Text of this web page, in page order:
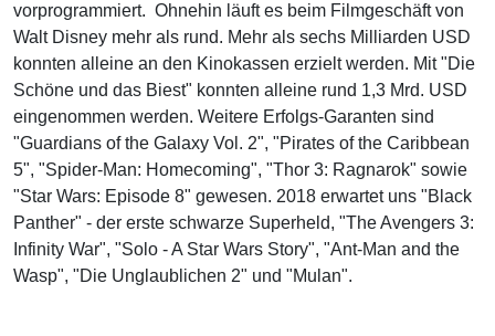
vorprogrammiert. Ohnehin läuft es beim Filmgeschäft von
Walt Disney mehr als rund. Mehr als sechs Milliarden USD
konnten alleine an den Kinokassen erzielt werden. Mit "Die
Schöne und das Biest" konnten alleine rund 1,3 Mrd. USD
eingenommen werden. Weitere Erfolgs-Garanten sind
"Guardians of the Galaxy Vol. 2", "Pirates of the Caribbean
5", "Spider-Man: Homecoming", "Thor 3: Ragnarok" sowie
"Star Wars: Episode 8" gewesen. 2018 erwartet uns "Black
Panther" - der erste schwarze Superheld, "The Avengers 3:
Infinity War", "Solo - A Star Wars Story", "Ant-Man and the
Wasp", "Die Unglaublichen 2" und "Mulan".